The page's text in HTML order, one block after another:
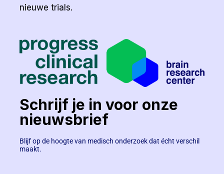
nieuwe trials.
Schrijf je in voor onze
nieuwsbrief
Blijf op de hoogte van medisch onderzoek dat écht verschil
maakt.